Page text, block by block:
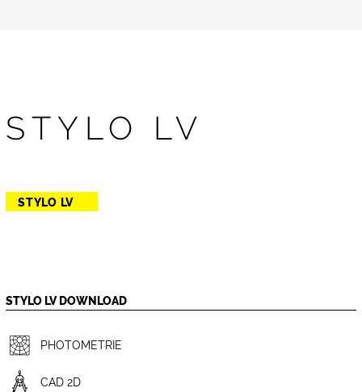
STYLO LV
STYLO LV
STYLO LV DOWNLOAD
PHOTOMETRIE
CAD 2D